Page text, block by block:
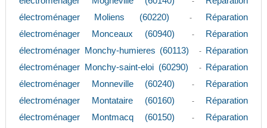
électroménager Moliens (60220)
-
Réparation
électroménager Monceaux (60940)
-
Réparation
électroménager Monchy-humieres (60113)
-
Réparation
électroménager Monchy-saint-eloi (60290)
-
Réparation
électroménager Monneville (60240)
-
Réparation
électroménager Montataire (60160)
-
Réparation
électroménager Montmacq (60150)
-
Réparation